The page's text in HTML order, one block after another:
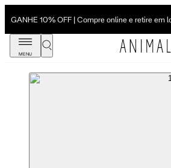
GANHE 10% OFF | Compre online e retire em
MENU